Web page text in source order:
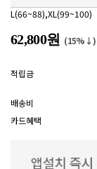
L(66~88),XL(99~100)
62,800원 (15%↓)
적립금
배송비
카드혜택